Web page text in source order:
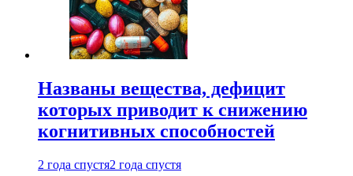
Названы вещества, дефицит
которых приводит к снижению
когнитивных способностей
2 года спустя2 года спустя